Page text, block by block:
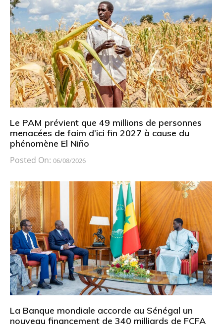
Le PAM prévient que 49 millions de personnes
menacées de faim d’ici fin 2027 à cause du
phénomène El Niño
Posted On: 06/08/2026
La Banque mondiale accorde au Sénégal un
nouveau financement de 340 milliards de FCFA